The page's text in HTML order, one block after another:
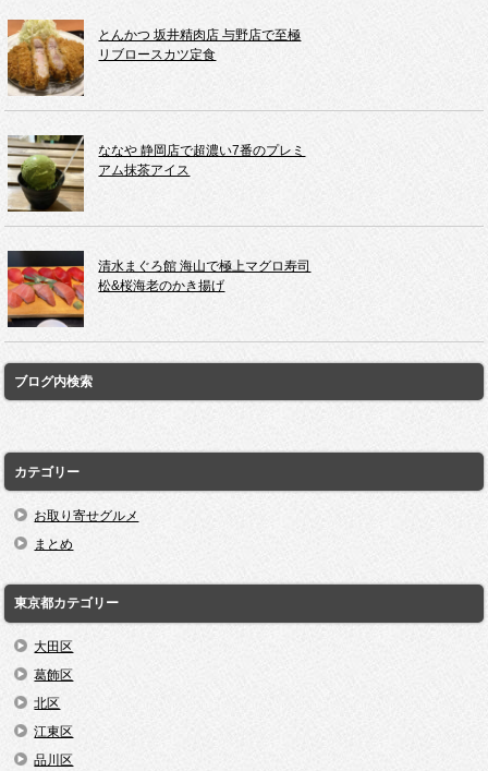
とんかつ 坂井精肉店 与野店で至極
リブロースカツ定食
ななや 静岡店で超濃い7番のプレミ
アム抹茶アイス
清水まぐろ館 海山で極上マグロ寿司
松&桜海老のかき揚げ
ブログ内検索
カテゴリー
お取り寄せグルメ
まとめ
東京都カテゴリー
大田区
葛飾区
北区
江東区
品川区